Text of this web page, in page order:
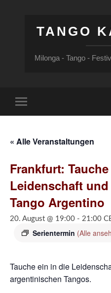
TANGO
Milonga - Tango -
Menü
« Alle Veranstaltungen
Frankfurt:
Leidenschaft
Tango Argentino
20. August @ 19:00 - 21:00
Serientermin (Alle
Tauche ein in die
argentinischen Tangos.